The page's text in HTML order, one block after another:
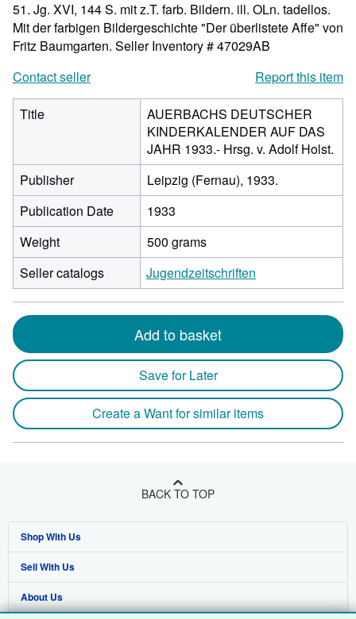
51. Jg. XVI, 144 S. mit z.T. farb. Bildern. ill. OLn. tadellos.
Mit der farbigen Bildergeschichte "Der überlistete Affe" von
Fritz Baumgarten. Seller Inventory # 47029AB
Contact seller
Report this item
Title
AUERBACHS DEUTSCHER
KINDERKALENDER AUF DAS
JAHR 1933.- Hrsg. v. Adolf Holst.
Publisher
Leipzig (Fernau), 1933.
Publication Date
1933
Weight
500 grams
Seller catalogs
Jugendzeitschriften
Add to basket
Save for Later
Create a Want for similar items
BACK TO TOP
Shop With Us
Advanced Search
Browse Collections
Sell With Us
Start Selling
About Us